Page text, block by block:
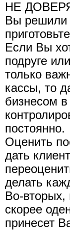
НЕ
Вы решили
Если Вы
подруге
только
кассы, то
бизнесом
постоянно.
Оценить
дать
делать
Во-вторых,
скорее
принесет